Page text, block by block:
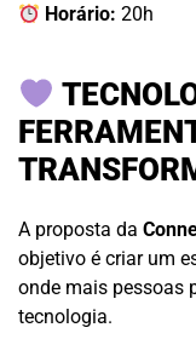
Horário: 20h
A proposta da
objetivo é criar um
onde mais pessoas
tecnologia.